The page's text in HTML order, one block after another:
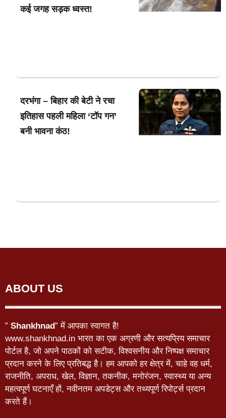
कई जगह सड़क ध्वस्त!
दरभंगा – बिहार की बेटी ने रचा
इतिहास पहली महिला ‘टॉप गन’
बनी भावना कंठ!
ABOUT US
” Shankhnad” में आपका स्वागत है!
www.shankhnad.in भारत का एक अग्रणी और सत्यप्रिय समाचार
पोर्टल है, जो अपने पाठकों को सटीक, विश्वसनीय और निष्पक्ष समाचार
प्रदान करने के लिए प्रतिबद्ध है। हम आपको हर क्षेत्र में, चाहे वह धर्म,
राजनीति, अपराध, खेल, विज्ञान, तकनीक, मनोरंजन, स्वास्थ्य या अन्य
महत्वपूर्ण घटनाएँ हों, नवीनतम अपडेट्स और तथ्यपूर्ण रिपोर्ट्स प्रदान
करते हैं।